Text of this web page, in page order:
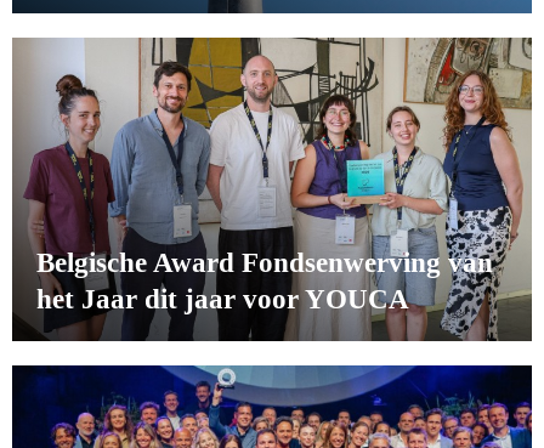
Belgische Award Fondsenwerving van
het Jaar dit jaar voor YOUCA